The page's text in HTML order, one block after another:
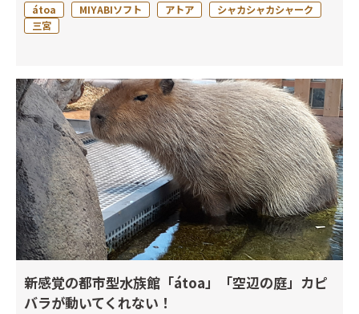
átoa MIYABIソフト アトア
シャカシャカシャーク
三宮
新感覚の都市型水族館「átoa」「空辺の庭」カピ
バラが動いてくれない！